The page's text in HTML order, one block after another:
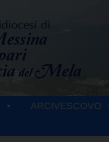
ARCIVESCOVO